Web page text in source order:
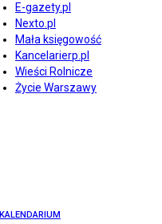
E-gazety.pl
Nexto.pl
Mała księgowość
Kancelarierp.pl
Wieści Rolnicze
Życie Warszawy
KALENDARIUM